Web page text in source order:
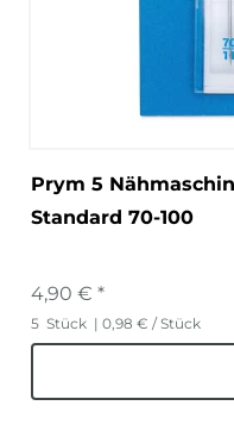
Prym 5
Standard 70-100
4,90 € *
5 Stück | 0,98 € / Stück